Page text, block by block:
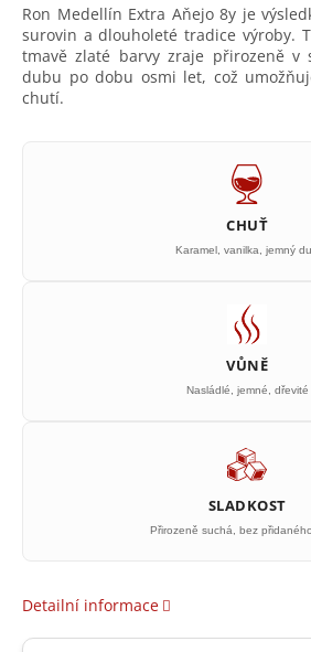
Ron Medellín Extra Aňejo 8y je
surovin a dlouholeté tradice výroby.
tmavě zlaté barvy zraje přirozeně v
dubu po dobu osmi let, což
chutí.
CHUŤ
Karamel, vanilka, jemný
VŮNĚ
Nasládlé, jemné, dřevité
SLADKOST
Přirozeně suchá, bez
Detailní informace